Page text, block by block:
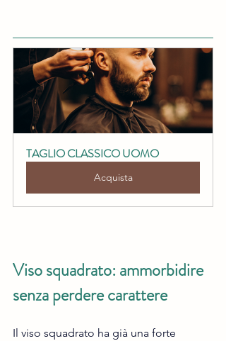
TAGLIO CLASSICO UOMO
Acquista
Viso squadrato: ammorbidire
senza perdere carattere
Il viso squadrato ha già una forte